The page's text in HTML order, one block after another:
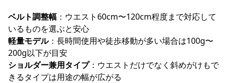
ベルト調整幅 ：ウエスト60cm〜120cm程度まで対応して
いるものを選ぶと安心
軽量モデル：長時間使用や徒歩移動が多い場合は100g〜
200g以下が目安
ショルダー兼用タイプ：ウエストだけでなく斜めがけもで
きるタイプは用途の幅が広がる